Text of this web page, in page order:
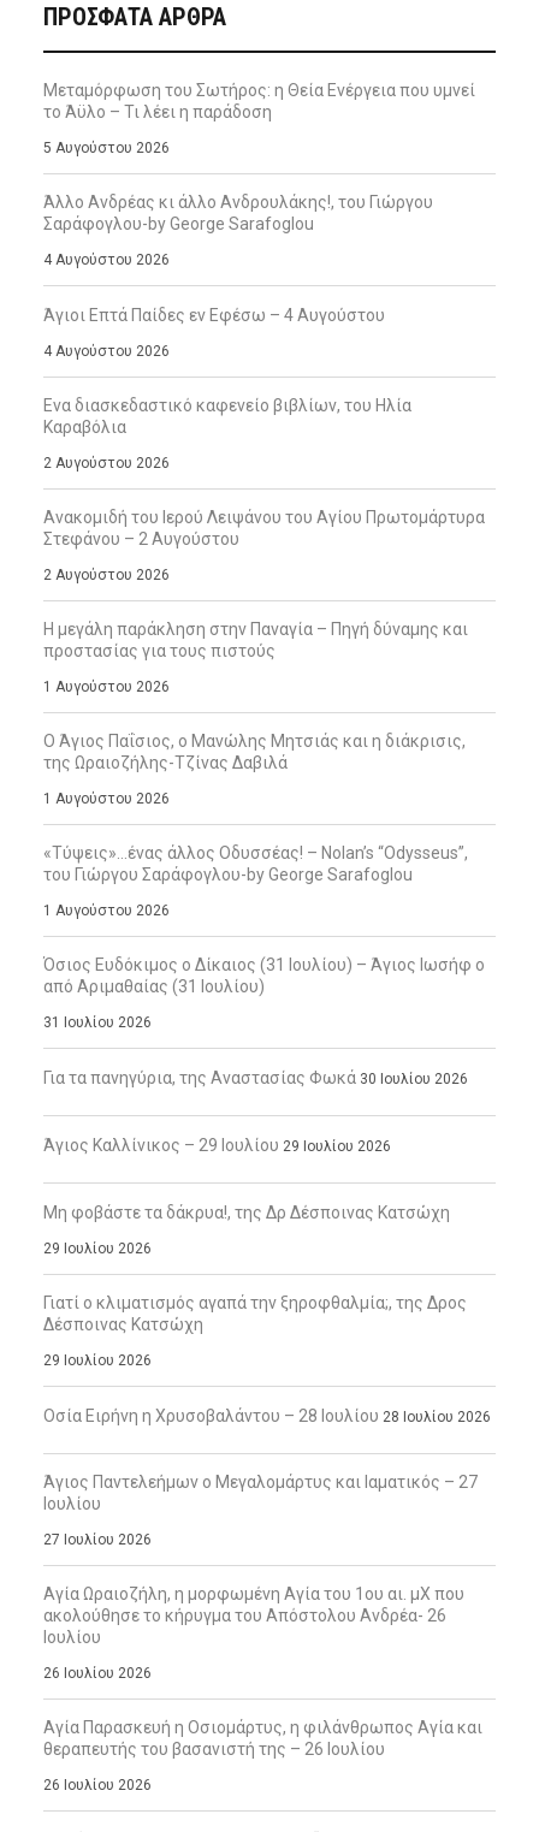
ΠΡΌΣΦΑΤΑ ΆΡΘΡΑ
Μεταμόρφωση του Σωτήρος: η Θεία Ενέργεια που υμνεί
το Άϋλο – Τι λέει η παράδοση
5 Αυγούστου 2026
Άλλο Ανδρέας κι άλλο Ανδρουλάκης!, του Γιώργου
Σαράφογλου-by George Sarafoglou
4 Αυγούστου 2026
Άγιοι Επτά Παίδες εν Εφέσω – 4 Αυγούστου
4 Αυγούστου 2026
Ενα διασκεδαστικό καφενείο βιβλίων, του Ηλία
Καραβόλια
2 Αυγούστου 2026
Ανακομιδή του Ιερού Λειψάνου του Αγίου Πρωτομάρτυρα
Στεφάνου – 2 Αυγούστου
2 Αυγούστου 2026
Η μεγάλη παράκληση στην Παναγία – Πηγή δύναμης και
προστασίας για τους πιστούς
1 Αυγούστου 2026
Ο Άγιος Παΐσιος, ο Μανώλης Μητσιάς και η διάκρισις,
της Ωραιοζήλης-Τζίνας Δαβιλά
1 Αυγούστου 2026
«Τύψεις»…ένας άλλος Οδυσσέας! – Nolan’s “Odysseus”,
του Γιώργου Σαράφογλου-by George Sarafoglou
1 Αυγούστου 2026
Όσιος Ευδόκιμος ο Δίκαιος (31 Ιουλίου) – Άγιος Ιωσήφ ο
από Αριμαθαίας (31 Ιουλίου)
31 Ιουλίου 2026
Για τα πανηγύρια, της Αναστασίας Φωκά 30 Ιουλίου 2026
Άγιος Καλλίνικος – 29 Ιουλίου 29 Ιουλίου 2026
Μη φοβάστε τα δάκρυα!, της Δρ Δέσποινας Κατσώχη
29 Ιουλίου 2026
Γιατί ο κλιματισμός αγαπά την ξηροφθαλμία;, της Δρος
Δέσποινας Κατσώχη
29 Ιουλίου 2026
Οσία Ειρήνη η Χρυσοβαλάντου – 28 Ιουλίου 28 Ιουλίου 2026
Άγιος Παντελεήμων ο Μεγαλομάρτυς και Ιαματικός – 27
Ιουλίου
27 Ιουλίου 2026
Αγία Ωραιοζήλη, η μορφωμένη Αγία του 1ου αι. μΧ που
ακολούθησε το κήρυγμα του Απόστολου Ανδρέα- 26
Ιουλίου
26 Ιουλίου 2026
Αγία Παρασκευή η Οσιομάρτυς, η φιλάνθρωπος Αγία και
θεραπευτής του βασανιστή της – 26 Ιουλίου
26 Ιουλίου 2026